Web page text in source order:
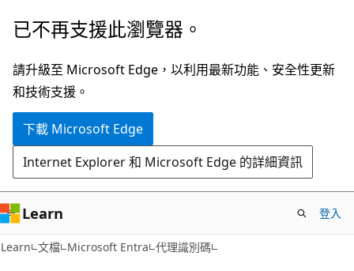
跳
主
要
內
已不再支援此瀏覽器。
請升級至 Microsoft Edge，以利用最新功能、安全性更新
和技術支援。
下載 Microsoft Edge
Internet Explorer 和 Microsoft Edge 的詳細資訊
Learn 登入
Learn 文檔 Microsoft Entra 代理識別碼